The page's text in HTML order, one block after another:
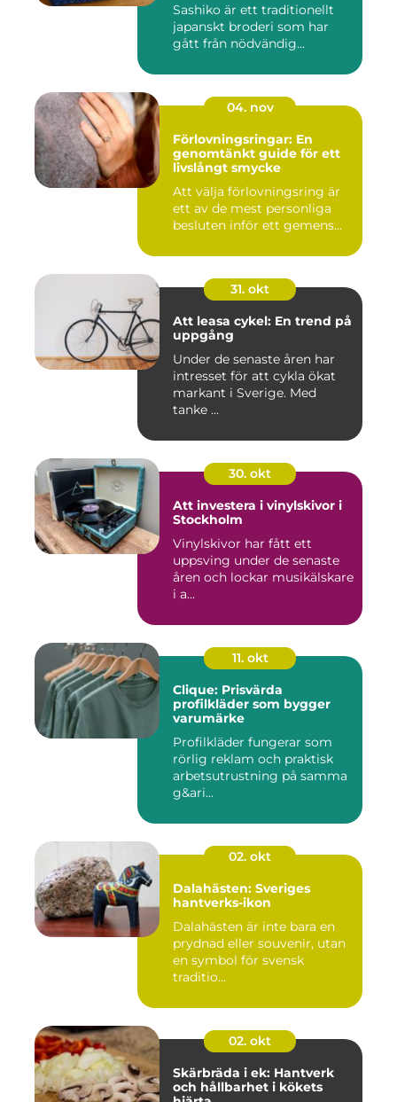
Sashiko är ett traditionellt
japanskt broderi som har
gått från nödvändig...
04. nov
Förlovningsringar: En
genomtänkt guide för ett
livslångt smycke
Att välja förlovningsring är
ett av de mest personliga
besluten inför ett gemens...
31. okt
Att leasa cykel: En trend på
uppgång
Under de senaste åren har
intresset för att cykla ökat
markant i Sverige. Med
tanke ...
30. okt
Att investera i vinylskivor i
Stockholm
Vinylskivor har fått ett
uppsving under de senaste
åren och lockar musikälskare
i a...
11. okt
Clique: Prisvärda
profilkläder som bygger
varumärke
Profilkläder fungerar som
rörlig reklam och praktisk
arbetsutrustning på samma
g&ari...
02. okt
Dalahästen: Sveriges
hantverks-ikon
Dalahästen är inte bara en
prydnad eller souvenir, utan
en symbol för svensk
traditio...
02. okt
Skärbräda i ek: Hantverk
och hållbarhet i kökets